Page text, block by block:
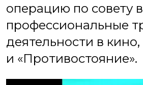
операцию по совету
профессиональные
деятельности в
и «Противостояние».